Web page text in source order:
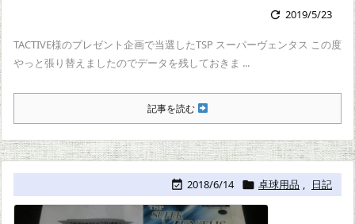
 2019/5/23
TACTIVE様のプレゼント企画で当選したTSP スーパーヴェンタス この度
やっと張り替えましたのでデータを残しておきま ...
記事を読む
 2018/6/14  卓球用品 , 日記